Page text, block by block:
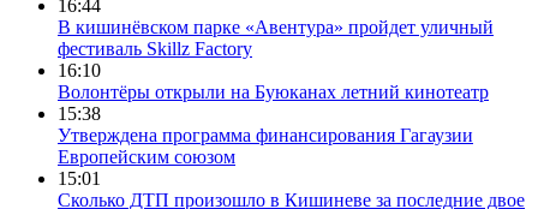
16:44
В кишинёвском парке «Авентура» пройдет уличный
фестиваль Skillz Factory
16:10
Волонтёры открыли на Буюканах летний кинотеатр
15:38
Утверждена программа финансирования Гагаузии
Европейским союзом
15:01
Сколько ДТП произошло в Кишиневе за последние двое